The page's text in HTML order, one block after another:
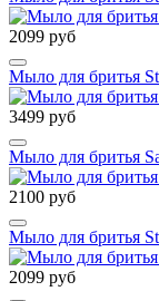
2099 руб
Мыло для бритья
3499 руб
Мыло для бритья
2100 руб
Мыло для бритья
2099 руб